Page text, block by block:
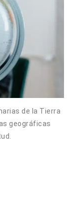
de la Tierra
geográficas